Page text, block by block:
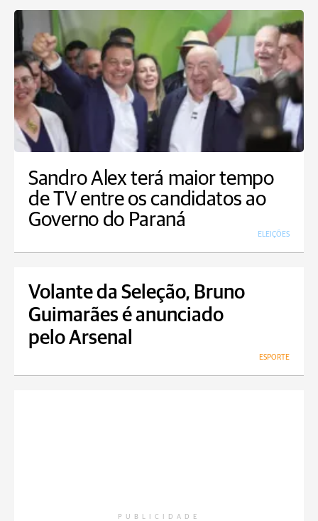
Sandro Alex terá maior tempo
de TV entre os candidatos ao
Governo do Paraná
ELEIÇÕES
Volante da Seleção, Bruno
Guimarães é anunciado
pelo Arsenal
ESPORTE
PUBLICIDADE